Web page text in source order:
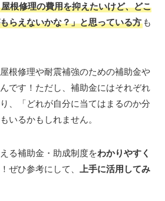
根修理の費用を抑えたいけど、どこ
らえないかな？」と思っている方も
根修理や耐震補強のための補助金や
です！ただし、補助金にはそれぞれ
、「どれが自分に当てはまるのか分
いるかもしれません。
る補助金・助成制度をわかりやすく
ぜひ参考にして、
上手に活用してみ